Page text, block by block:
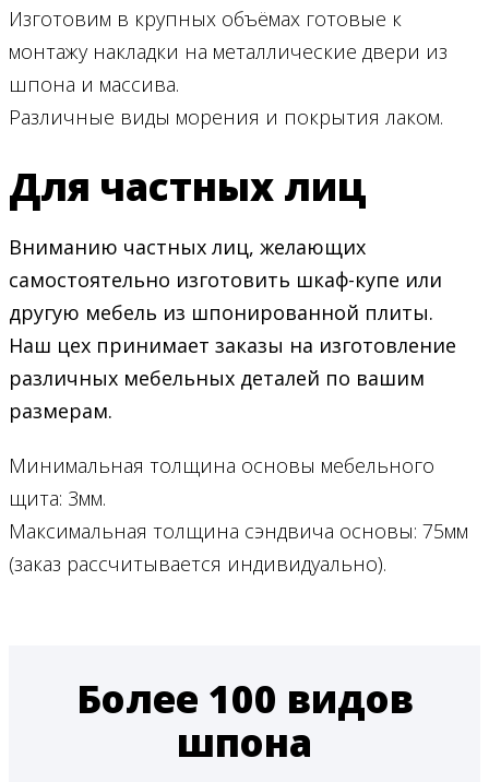
Изготовим в крупных объёмах готовые к
монтажу накладки на металлические двери из
шпона и массива.
Различные виды морения и покрытия лаком.
Для частных лиц
Вниманию частных лиц, желающих
самостоятельно изготовить шкаф-купе или
другую мебель из шпонированной плиты.
Наш цех принимает заказы на изготовление
различных мебельных деталей по вашим
размерам.
Минимальная толщина основы мебельного
щита: 3мм.
Максимальная толщина сэндвича основы: 75мм
(заказ рассчитывается индивидуально).
Более 100 видов
шпона